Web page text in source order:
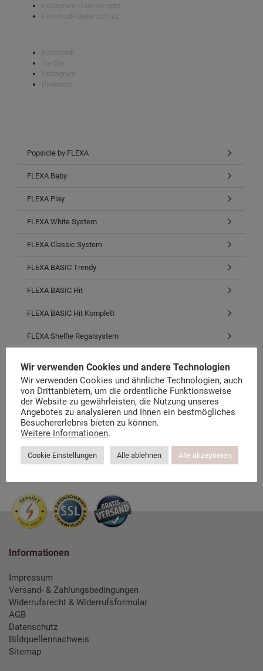
Instagram-Datenschutz
Facebook-Datenschutz
Facebook
Twitter
Instagram
Pinterest
Popsicle by FLEXA
FLEXA Baby
FLEXA Play
FLEXA White System
FLEXA Classic System
FLEXA BASIC Trendy
FLEXA BASIC Hit
FLEXA BASIC Hit Komplett
FLEXA Shelfie Regalsystem
FLEXA Schreibtische & Stühle
Matratzen, Roste, Bezüge
Stoffe, Bettwäsche, Zubehör
Restposten, B-Waren, E-Teile
Informationen
Impressum
Versand- & Zahlungsbedingungen
Widerrufsrecht & Widerrufsformular
AGB
Datenschutz
Bildquellennachweis
Sitemap
Wir verwenden Cookies und andere Technologien
Wir verwenden Cookies und ähnliche Technologien, auch
von Drittanbietern, um die ordentliche Funktionsweise
der Website zu gewährleisten, die Nutzung unseres
Angebotes zu analysieren und Ihnen ein bestmögliches
Besuchererlebnis bieten zu können.
Weitere Informationen.
Cookie Einstellungen Alle ablehnen Alle akzeptieren